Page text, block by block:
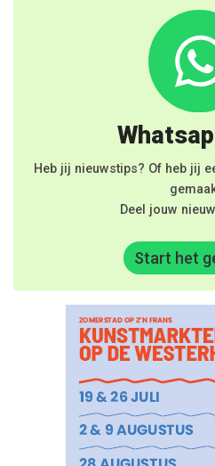
Heb jij nieuwstips? Of heb jij
Deel jouw
Start het